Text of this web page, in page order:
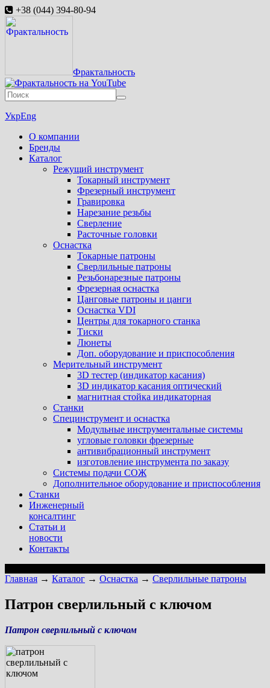
+38 (044) 394-80-94
Фрактальность
УкрEng
О компании
Бренды
Каталог
Режущий инструмент
Токарный инструмент
Фрезерный инструмент
Гравировка
Нарезание резьбы
Сверление
Расточные головки
Оснастка
Токарные патроны
Сверлильные патроны
Резьбонарезные патроны
Фрезерная оснастка
Цанговые патроны и цанги
Оснастка VDI
Центры для токарного станка
Тиски
Люнеты
Доп. оборудование и приспособления
Мерительный инструмент
3D тестер (индикатор касания)
3D индикатор касания оптический
магнитная стойка индикаторная
Станки
Специнструмент и оснастка
Модульные инструментальные системы
угловые головки фрезерные
антивибрационный инструмент
изготовление инструмента по заказу
Системы подачи СОЖ
Дополнительное оборудование и приспособления
Станки
Инженерный
консалтинг
Статьи и
новости
Контакты
Главная → Каталог → Оснастка → Сверлильные патроны
Патрон сверлильный с ключом
Патрон сверлильный с ключом